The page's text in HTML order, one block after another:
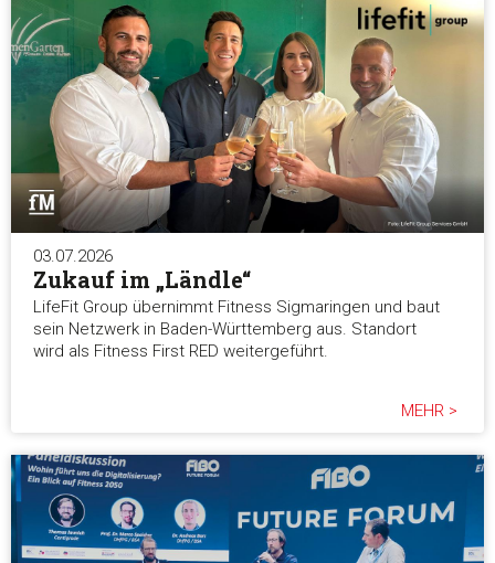
03.07.2026
Zukauf im „Ländle“
LifeFit Group übernimmt Fitness Sigmaringen und baut
sein Netzwerk in Baden-Württemberg aus. Standort
wird als Fitness First RED weitergeführt.
MEHR >